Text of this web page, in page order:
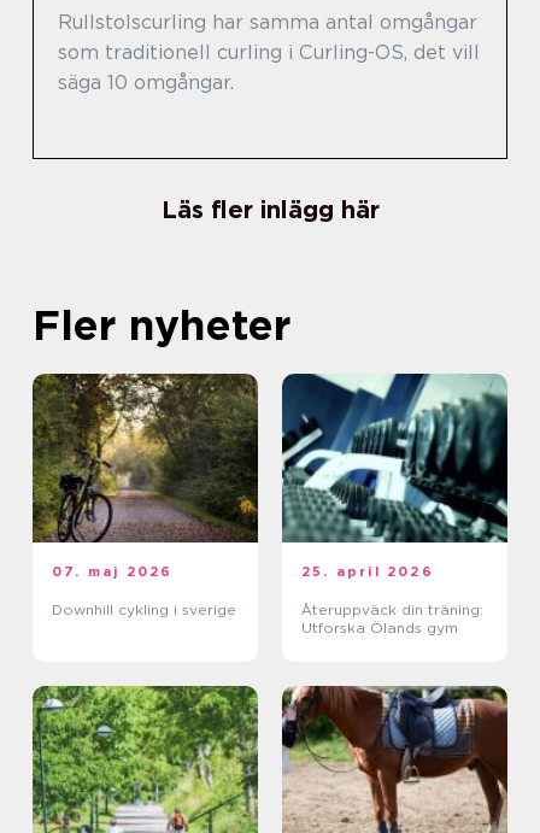
Rullstolscurling har samma antal omgångar
som traditionell curling i Curling-OS, det vill
säga 10 omgångar.
Läs fler inlägg här
Fler nyheter
07. maj 2026
Downhill cykling i sverige
25. april 2026
Återuppväck din träning:
Utforska Ölands gym